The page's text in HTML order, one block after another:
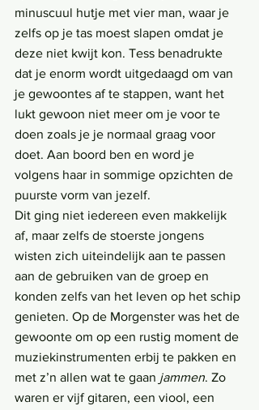
minuscuul hutje met vier man, waar je
zelfs op je tas moest slapen omdat je
deze niet kwijt kon. Tess benadrukte
dat je enorm wordt uitgedaagd om van
je gewoontes af te stappen, want het
lukt gewoon niet meer om je voor te
doen zoals je je normaal graag voor
doet. Aan boord ben en word je
volgens haar in sommige opzichten de
puurste vorm van jezelf.
Dit ging niet iedereen even makkelijk
af, maar zelfs de stoerste jongens
wisten zich uiteindelijk aan te passen
aan de gebruiken van de groep en
konden zelfs van het leven op het schip
genieten. Op de Morgenster was het de
gewoonte om op een rustig moment de
muziekinstrumenten erbij te pakken en
met z’n allen wat te gaan jammen. Zo
waren er vijf gitaren, een viool, een